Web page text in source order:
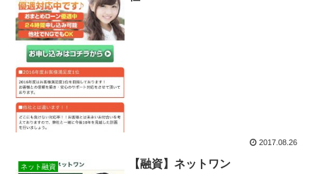
2017.08.26
ネット融資 【融資】ネットワン